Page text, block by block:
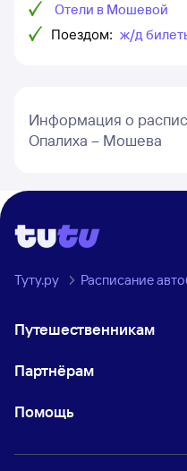
Отели в Мошевой
Поездом: ж/д
Информация о
Опалиха – Мошева
Туту.ру Расписание
Путешественникам
Партнёрам
Помощь